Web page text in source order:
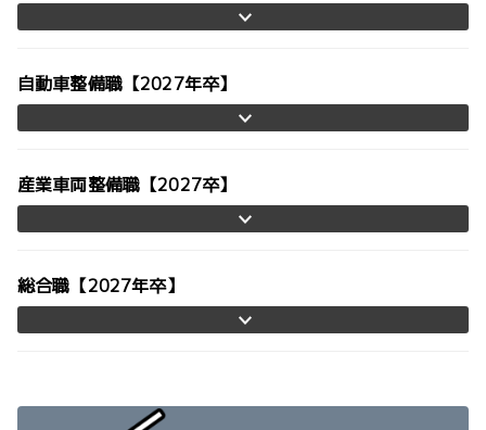
自動車整備職【2027年卒】
産業車両整備職【2027卒】
総合職【2027年卒】